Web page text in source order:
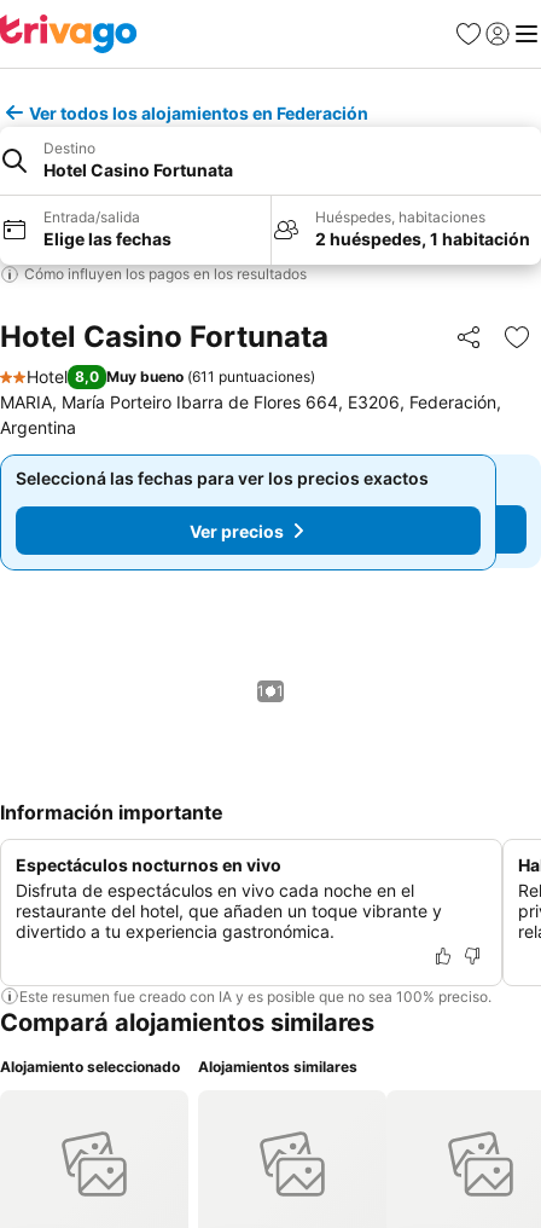
Favoritos
Iniciar
Ver todos los alojamientos en Federación
Destino
Hotel Casino Fortunata
Entrada/salida
Elige las fechas
Huéspedes, habitaciones
2 huéspedes, 1 habitación
Cómo influyen los pagos en los resultados
Hotel Casino Fortunata Compartir
2 Estrellas
Hotel 8,0 Muy bueno (611 puntuaciones)
MARIA, María Porteiro Ibarra de Flores 664, E3206, Federación,
Argentina
Seleccioná las fechas para ver los precios exactos
Ver precios
Seleccioná las fechas para ver los precios exactos
Ver precios
1 / 1
Información importante
Espectáculos nocturnos en vivo
Disfruta de espectáculos en vivo cada noche en el
restaurante del hotel, que añaden un toque vibrante y
divertido a tu experiencia gastronómica.
Este resumen fue creado con IA y es posible que no sea 100% preciso.
Compará alojamientos similares
Alojamiento seleccionado Alojamientos similares